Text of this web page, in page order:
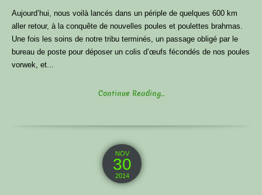
Aujourd’hui, nous voilà lancés dans un périple de quelques 600 km
aller retour, à la conquête de nouvelles poules et poulettes brahmas.
Une fois les soins de notre tribu terminés, un passage obligé par le
bureau de poste pour déposer un colis d’œufs fécondés de nos poules
vorwek, et...
Continue Reading...
NOV
30
2014